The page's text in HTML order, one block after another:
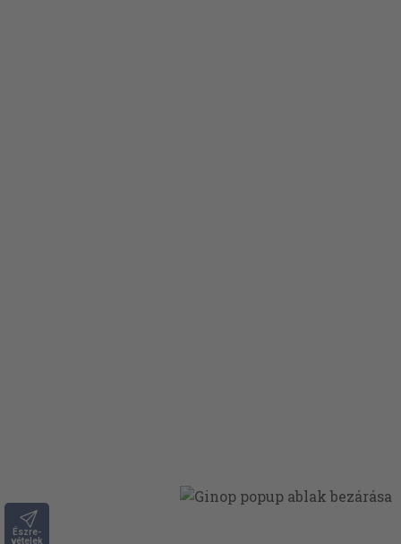
Észre-
vételek